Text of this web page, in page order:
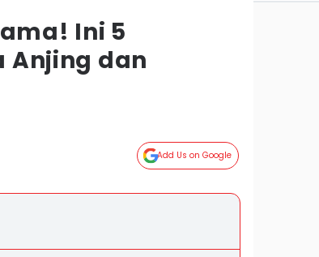
Ini 5
Anjing dan
Add Us on Google